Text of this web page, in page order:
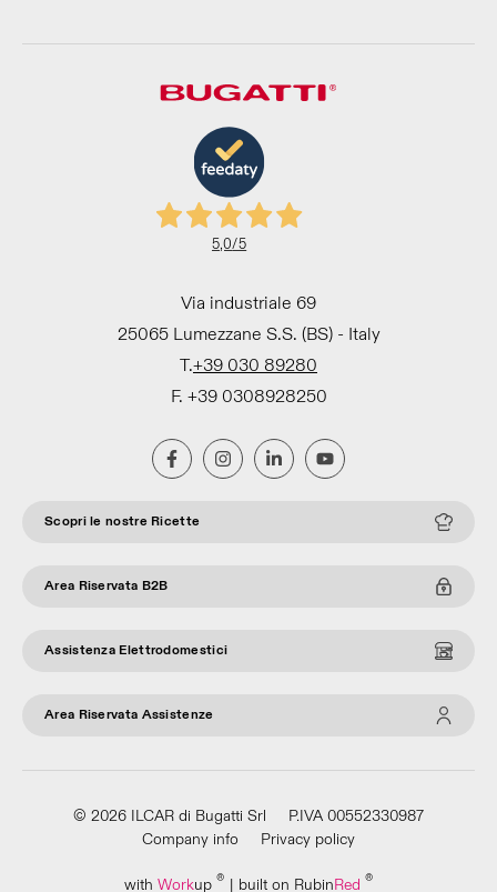
5,0/5
Via industriale 69
25065 Lumezzane S.S. (BS) - Italy
T.+39 030 89280
F. +39 0308928250
Scopri le nostre Ricette
Area Riservata B2B
Assistenza Elettrodomestici
Area Riservata Assistenze
© 2026 ILCAR di Bugatti Srl
P.IVA 00552330987
Company info
Privacy policy
with Workup ® | built on RubinRed ®